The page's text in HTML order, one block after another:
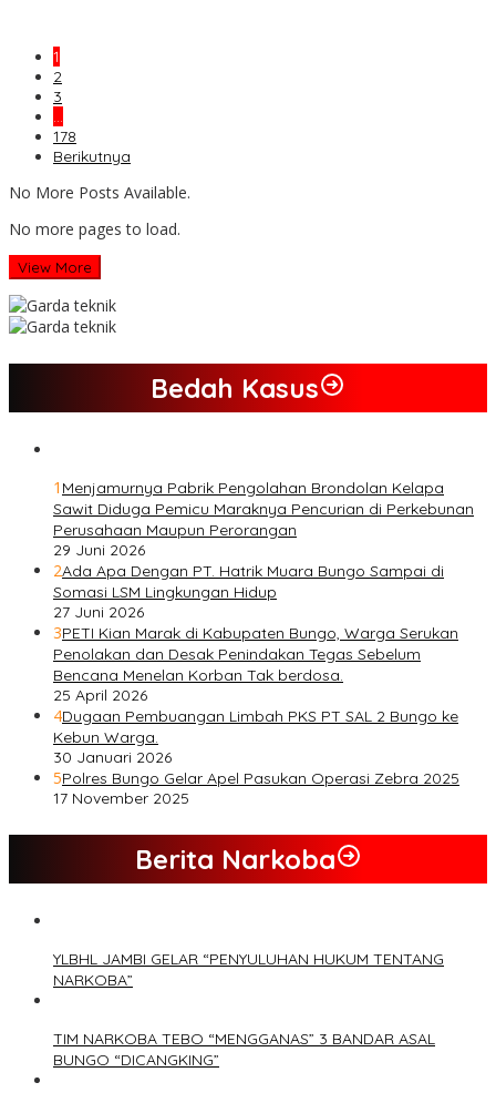
1
2
3
…
178
Berikutnya
No More Posts Available.
No more pages to load.
View More
Bedah Kasus
1 Menjamurnya Pabrik Pengolahan Brondolan Kelapa
Sawit Diduga Pemicu Maraknya Pencurian di Perkebunan
Perusahaan Maupun Perorangan
29 Juni 2026
2Ada Apa Dengan PT. Hatrik Muara Bungo Sampai di
Somasi LSM Lingkungan Hidup
27 Juni 2026
3PETI Kian Marak di Kabupaten Bungo, Warga Serukan
Penolakan dan Desak Penindakan Tegas Sebelum
Bencana Menelan Korban Tak berdosa.
25 April 2026
4Dugaan Pembuangan Limbah PKS PT SAL 2 Bungo ke
Kebun Warga.
30 Januari 2026
5Polres Bungo Gelar Apel Pasukan Operasi Zebra 2025
17 November 2025
Berita Narkoba
YLBHL JAMBI GELAR “PENYULUHAN HUKUM TENTANG
NARKOBA”
TIM NARKOBA TEBO “MENGGANAS” 3 BANDAR ASAL
BUNGO “DICANGKING”